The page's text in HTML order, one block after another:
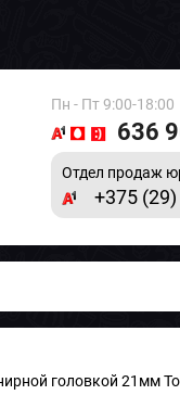
Пн - Пт 9:00-18:00
636
Отдел продаж
+375
головкой 21мм